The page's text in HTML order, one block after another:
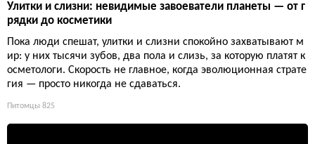
Улитки и слизни: невидимые завоеватели планеты — от г
рядки до косметики
Пока люди спешат, улитки и слизни спокойно захватывают м
ир: у них тысячи зубов, два пола и слизь, за которую платят к
осметологи. Скорость не главное, когда эволюционная страте
гия — просто никогда не сдаваться.
Питомцы 825